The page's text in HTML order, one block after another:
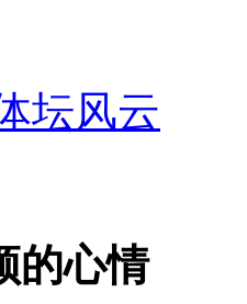
保生猪合格
暂行办法出台
坛风云
的心情